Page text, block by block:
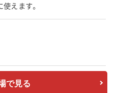
えます。
で見る